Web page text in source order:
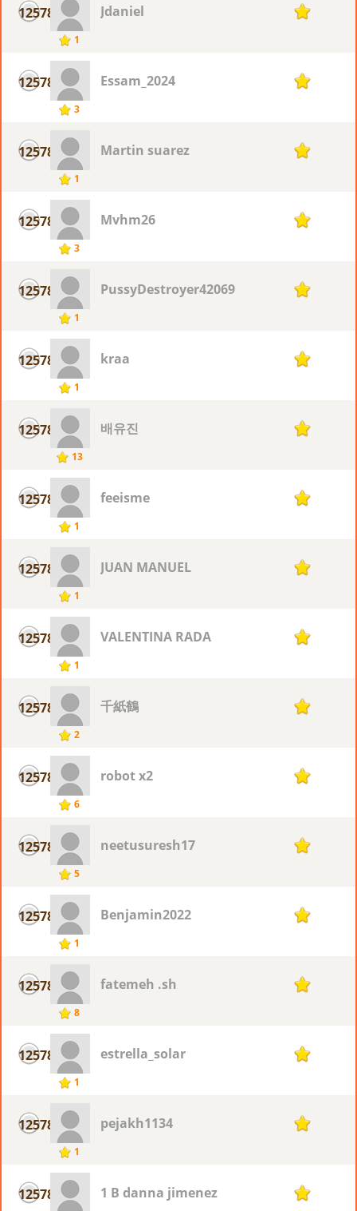
12578
1
Jdaniel 1
12578
3
Essam_2024 1
12578
1
Martin suarez 1
12578
3
Mvhm26 1
12578
1
PussyDestroyer42069 1
12578
1
kraa 1
12578
13
배유진 1
12578
1
feeisme 1
12578
1
JUAN MANUEL 1
12578
1
VALENTINA RADA 1
12578
2
千紙鶴 1
12578
6
robot x2 1
12578
5
neetusuresh17 1
12578
1
Benjamin2022 1
12578
8
fatemeh .sh 1
12578
1
estrella_solar 1
12578
1
pejakh1134 1
12578 1 B danna jimenez 1